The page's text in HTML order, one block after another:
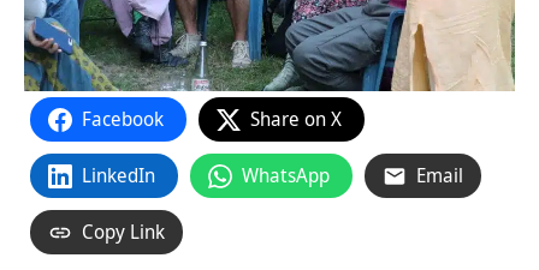
Facebook Share on X
LinkedIn WhatsApp Email
Copy Link